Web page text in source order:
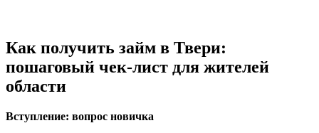
Как получить займ в Твери:
пошаговый чек-лист для жителей
области
Вступление: вопрос новичка